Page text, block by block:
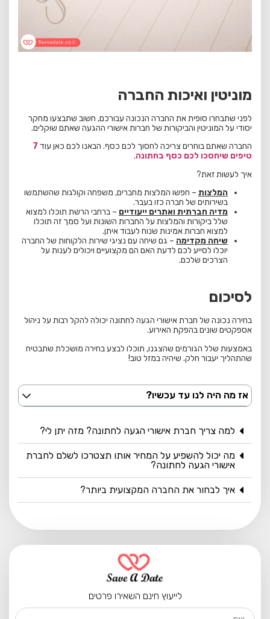
מוניטין ואיכות החברה
לפני שתבחרו סופית את החברה הנכונה עבורכם, חשוב שתבצעו מחקר
יסודי על המוניטין והביקורות של חברות אישורי ההגעה שאתם שוקלים.
החברה שאתם בוחרים צריכה לחסוך לכם כסף. הבאנו לכם כאן עוד 7
טיפים שיחסכו לכם כסף בחתונה.
איך לעשות זאת?
המלצות – חפשו המלצות מחברים, משפחה וקולגות שהשתמשו
בשירותים של חברה כזו בעבר.
מדיה חברתית ואתרים ייעודיים – ברחבי הרשת תוכלו למצוא
שלל ביקורות והמלצות על החברות השונות ועל סמך זה תוכלו
למצוא חברות אמינות שנוח לעבוד איתן.
שיחה מקדימה – גם שיחה עם נציגי שירות הלקוחות של החברה
יוכלו לסייע לכם לדעת האם הם מקצועיים ויכולים לענות על
הצרכים שלכם.
לסיכום
בחירה נכונה של חברת אישורי הגעה לחתונה יכולה להקל רבות על ניהול
אספקטים שונים בהפקת האירוע.
באמצעות שלל הגורמים שהצגנו, תוכלו לבצע בחירה מושכלת שתבטיח
שהתהליך יעבור חלק. שיהיה במזל טוב!
אז מה היה לנו עד עכשיו?
למה צריך חברת אישורי הגעה לחתונה? מזה יתן לי?
מה יכול להשפיע על המחיר אותו תצטרכו לשלם לחברת
אישורי הגעה לחתונה?
איך לבחור את החברה המקצועית ביותר?
לייעוץ חינם השאירו פרטים